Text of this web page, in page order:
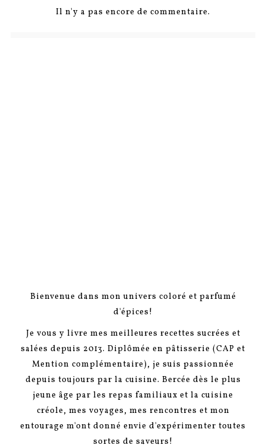
Il n'y a pas encore de commentaire.
Bienvenue dans mon univers coloré et parfumé
d'épices!
Je vous y livre mes meilleures recettes sucrées et
salées depuis 2013. Diplômée en pâtisserie (CAP et
Mention complémentaire), je suis passionnée
depuis toujours par la cuisine. Bercée dès le plus
jeune âge par les repas familiaux et la cuisine
créole, mes voyages, mes rencontres et mon
entourage m'ont donné envie d'expérimenter toutes
sortes de saveurs!